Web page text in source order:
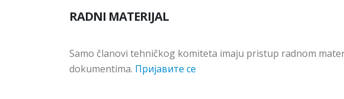
RADNI MATERIJAL
Samo članovi tehničkog komiteta imaju pristup radnom
dokumentima. Пријавите се